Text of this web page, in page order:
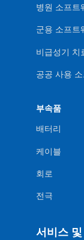
병원 소프트
군용 소프트
비급성기 치
공공 사용
부속품
배터리
케이블
회로
전극
서비스